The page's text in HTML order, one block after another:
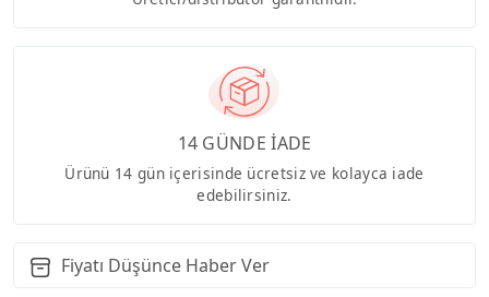
14 GÜNDE İADE
Ürünü 14 gün içerisinde ücretsiz ve kolayca iade
edebilirsiniz.
Fiyatı Düşünce Haber Ver